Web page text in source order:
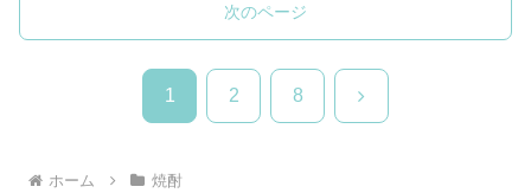
次のページ
1 2 8 次
ホーム 焼酎